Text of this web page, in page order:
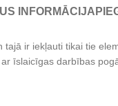
INFORMĀCIJA
ir iekļauti tikai tie
īslaicīgas darbības